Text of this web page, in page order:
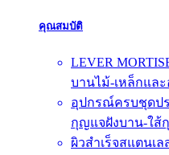
คุณสมบัติ
LEVER
บานไม้-เหล็กแล
อุปกรณ์ครบชุดป
กุญแจฝังบาน-ใส้
ผิวสำเร็จสแตนเ